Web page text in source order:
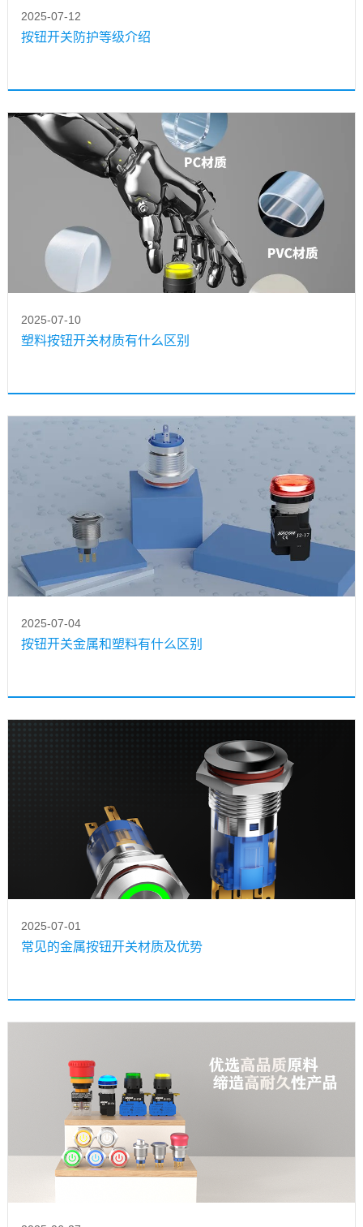
2025-07-12
按钮开关防护等级介绍
2025-07-10
塑料按钮开关材质有什么区别
2025-07-04
按钮开关金属和塑料有什么区别
2025-07-01
常见的金属按钮开关材质及优势